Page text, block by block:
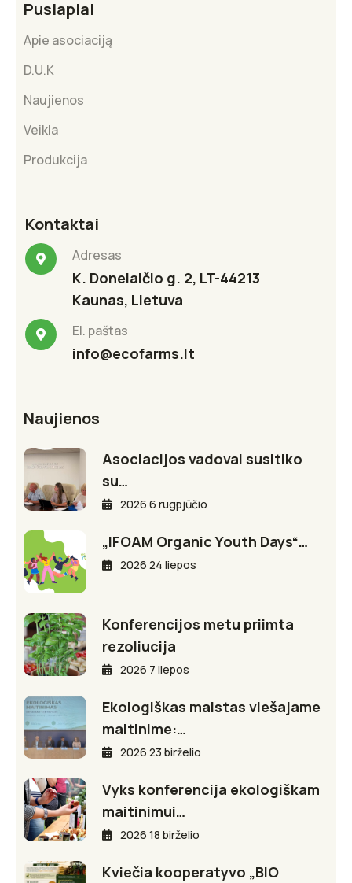
Puslapiai
Apie asociaciją
D.U.K
Naujienos
Veikla
Produkcija
Kontaktai
Adresas
K. Donelaičio g. 2, LT-44213
Kaunas, Lietuva
El. paštas
info@ecofarms.lt
Naujienos
Asociacijos vadovai susitiko
su…
2026 6 rugpjūčio
„IFOAM Organic Youth Days“…
2026 24 liepos
Konferencijos metu priimta
rezoliucija
2026 7 liepos
Ekologiškas maistas viešajame
maitinime:…
2026 23 birželio
Vyks konferencija ekologiškam
maitinimui…
2026 18 birželio
Kviečia kooperatyvo „BIO